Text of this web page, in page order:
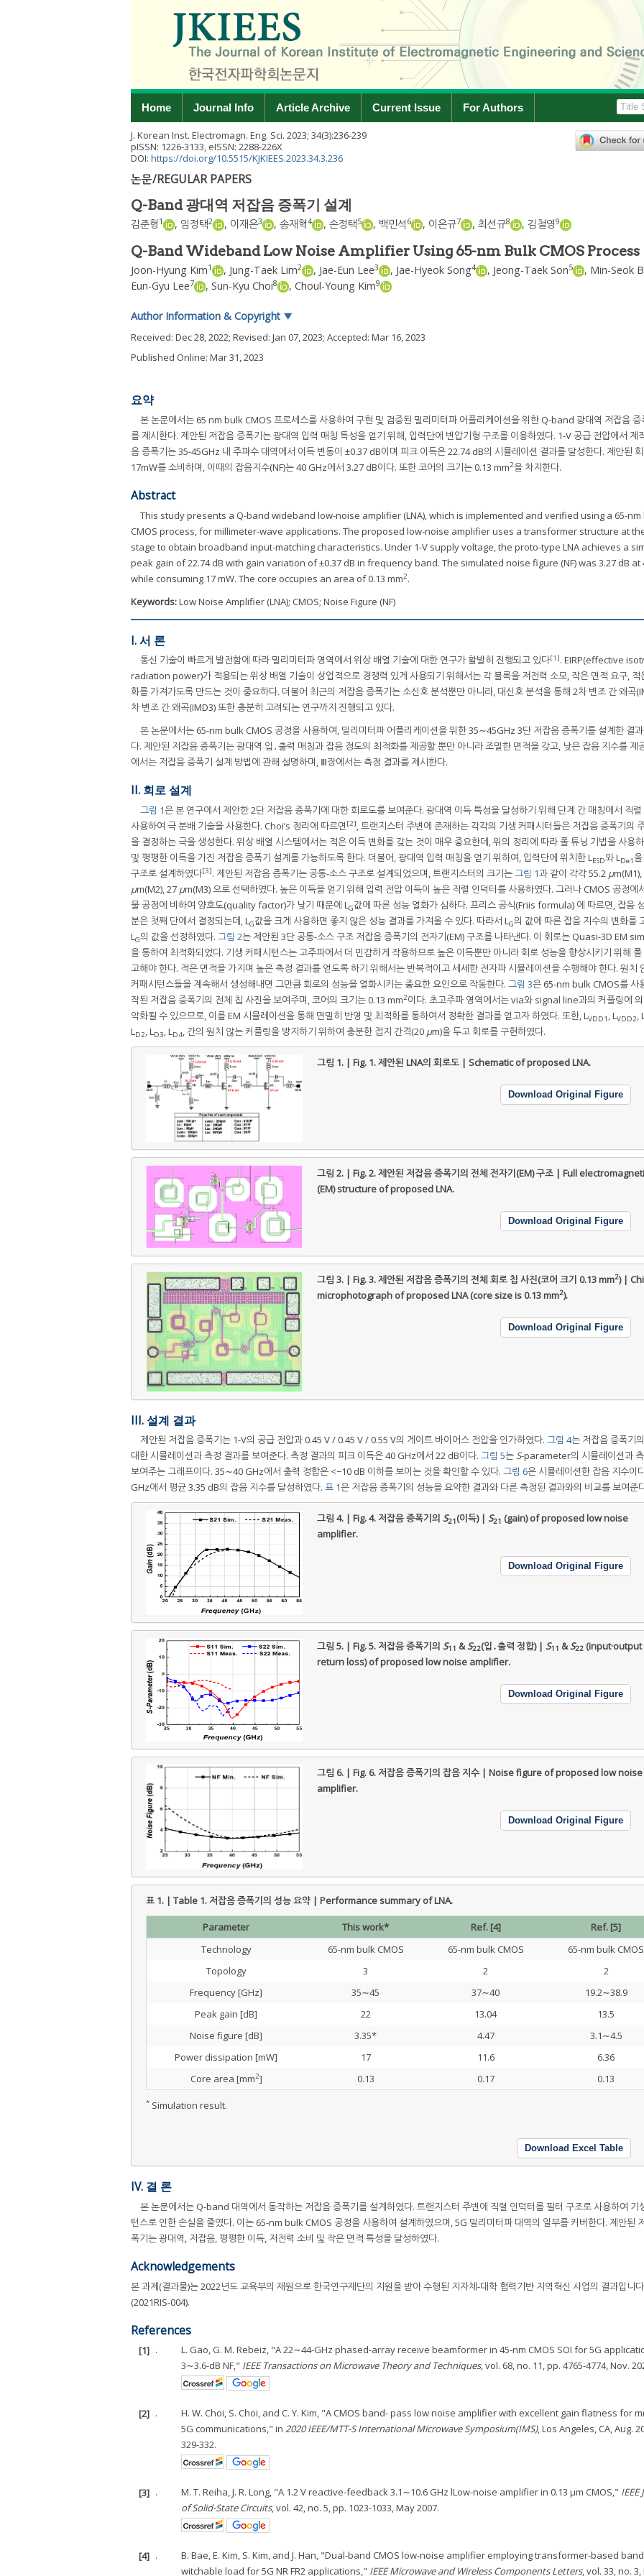
Home Journal Info Article Archive Current Issue For Authors
J. Korean Inst. Electromagn. Eng. Sci. 2023; 34(3):236-239
pISSN: 1226-3133, eISSN: 2288-226X
DOI: https://doi.org/10.5515/KJKIEES.2023.34.3.236
논문/REGULAR PAPERS
Q-Band 광대역 저잡음 증폭기 설계
김준형 1 , 임정택2 , 이재은3 , 송재혁4 , 손정택5 , 백민석 6 , 이은규7 , 최선규8 , 김철영9
Q-Band Wideband Low Noise Amplifier Using 65-nm Bulk CMOS Process
Joon-Hyung Kim1 , Jung-Taek Lim2 , Jae-Eun Lee3 , Jae-Hyeok Song4 , Jeong-Taek Son5 , Min-Seok
Eun-Gyu Lee7 , Sun-Kyu Choi8 , Choul-Young Kim9
Author Information & Copyright ▼
Received: Dec 28, 2022; Revised: Jan 07, 2023; Accepted: Mar 16, 2023
Published Online: Mar 31, 2023
요약
본 논문에서는 65 nm bulk CMOS 프로세스를 사용하여 구현 및 검증된 밀리미터파 어플리케이션을 위한 Q-band 광대역 저잡음 증
를 제시한다. 제안된 저잡음 증폭기는 광대역 입력 매칭 특성을 얻기 위해, 입력단에 변압기형 구조를 이용하였다. 1-V 공급 전압에서 제
음 증폭기는 35-45GHz 내 주파수 대역에서 이득 변동이 ±0.37 dB이며 피크 이득은 22.74 dB의 시뮬레이션 결과를 달성한다. 제안된
17mW를 소비하며, 이때의 잡음지수(NF)는 40 GHz에서 3.27 dB이다. 또한 코어의 크기는 0.13 mm2을 차지한다.
Abstract
This study presents a Q-band wideband low-noise amplifier (LNA), which is implemented and verified using a 65-nm
CMOS process, for millimeter-wave applications. The proposed low-noise amplifier uses a transformer structure at
stage to obtain broadband input-matching characteristics. Under 1-V supply voltage, the proto-type LNA achieves a
peak gain of 22.74 dB with gain variation of ±0.37 dB in frequency band. The simulated noise figure (NF) was 3.27 dB at
while consuming 17 mW. The core occupies an area of 0.13 mm2.
Keywords:Low Noise Amplifier (LNA); CMOS; Noise Figure (NF)
I. 서 론
통신 기술이 빠르게 발전함에 따라 밀리미터파 영역에서 위상 배열 기술에 대한 연구가 활발히 진행되고 있다[1]. EIRP(effective
radiation power)가 적용되는 위상 배열 기술이 상업적으로 경쟁력 있게 사용되기 위해서는 각 블록을 저전력 소모, 작은 면적 요구, 적
화를 가져가도록 만드는 것이 중요하다. 더불어 최근의 저잡음 증폭기는 소신호 분석뿐만 아니라, 대신호 분석을 통해 2차 변조 간 왜곡
차 변조 간 왜곡(IMD3) 또한 충분히 고려되는 연구까지 진행되고 있다.
본 논문에서는 65-nm bulk CMOS 공정을 사용하여, 밀리미터파 어플리케이션을 위한 35∼45GHz 3단 저잡음 증폭기를 설계한 결
다. 제안된 저잡음 증폭기는 광대역 입․출력 매칭과 잡음 정도의 최적화를 제공할 뿐만 아니라 조밀한 면적을 갖고, 낮은 잡음 지수를 제
에서는 저잡음 증폭기 설계 방법에 관해 설명하며, Ⅲ장에서는 측정 결과를 제시한다.
II. 회로 설계
그림 1은 본 연구에서 제안한 2단 저잡음 증폭기에 대한 회로도를 보여준다. 광대역 이득 특성을 달성하기 위해 단계 간 매칭에서 직
사용하여 극 분배 기술을 사용한다. Choi’s 정리에 따르면 [2], 트랜지스터 주변에 존재하는 각각의 기생 커패시터들은 저잡음 증폭기의
을 결정하는 극을 생성한다. 위상 배열 시스템에서는 적은 이득 변화를 갖는 것이 매우 중요한데, 위의 정리에 따라 폴 튜닝 기법을 사용
및 평평한 이득을 가진 저잡음 증폭기 설계를 가능하도록 한다. 더불어, 광대역 입력 매칭을 얻기 위하여, 입력단에 위치한 LESD와 LDe1
구조로 설계하였다[3]. 제안된 저잡음 증폭기는 공통-소스 구조로 설계되었으며, 트랜지스터의 크기는그림 1과 같이 각각 55.2 μ
μm(M2), 27 μm(M3) 으로 선택하였다. 높은 이득을 얻기 위해 입력 전압 이득이 높은 직렬 인덕터를 사용하였다. 그러나 CMOS 공정에
물 공정에 비하여 양호도(quality factor)가 낮기 때문에 LG값에 따른 성능 열화가 심하다. 프리스 공식(Friis formula) 에 따르면, 잡음
분은 첫째 단에서 결정되는데, LG값을 크게 사용하면 좋지 않은 성능 결과를 가져올 수 있다. 따라서 LG의 값에 따른 잡음 지수의 변화를
LG의 값을 선정하였다. 그림 2는 제안된 3단 공통-소스 구조 저잡음 증폭기의 전자기(EM) 구조를 나타낸다. 이 회로는 Quasi-3D EM
을 통하여 최적화되었다. 기생 커패시턴스는 고주파에서 더 민감하게 작용하므로 높은 이득뿐만 아니라 회로 성능을 향상시키기 위해
고해야 한다. 적은 면적을 가지며 높은 측정 결과를 얻도록 하기 위해서는 반복적이고 세세한 전자파 시뮬레이션을 수행해야 한다. 원치
커패시턴스들을 계속해서 생성해내면 그만큼 회로의 성능을 열화시키는 중요한 요인으로 작동한다. 그림 3은 65-nm bulk CMOS를 사
작된 저잡음 증폭기의 전체 칩 사진을 보여주며, 코어의 크기는 0.13 mm2이다. 초고주파 영역에서는 via와 signal line과의 커플링에 의
악화될 수 있으므로, 이를 EM 시뮬레이션을 통해 면밀히 반영 및 최적화를 통하여서 정확한 결과를 얻고자 하였다. 또한, LVDD1 , LVDD2,
LD2, LD3, LD4, 간의 원치 않는 커플링을 방지하기 위하여 충분한 접지 간격(20 μm)을 두고 회로를 구현하였다.
그림 1. | Fig. 1.제안된 LNA의 회로도 | Schematic of proposed LNA.
Download Original Figure
그림 2. | Fig. 2.제안된 저잡음 증폭기의 전체 전자기(EM) 구조 | Full
(EM) structure of proposed LNA.
Download Original Figure
그림 3. | Fig. 3.제안된 저잡음 증폭기의 전체 회로 칩 사진(코어 크기 0.13 mm2) |
microphotograph of proposed LNA (core size is 0.13 mm2).
Download Original Figure
III. 설계 결과
제안된 저잡음 증폭기는 1-V의 공급 전압과 0.45 V / 0.45 V / 0.55 V의 게이트 바이어스 전압을 인가하였다. 그림 4는 저잡음 증폭기
대한 시뮬레이션과 측정 결과를 보여준다. 측정 결과의 피크 이득은 40 GHz에서 22 dB이다. 그림 5는 S-parameter의 시뮬레이션과
보여주는 그래프이다. 35∼40 GHz에서 출력 정합은 <−10 dB 이하를 보이는 것을 확인할 수 있다. 그림 6은 시뮬레이션한 잡음 지수이
GHz에서 평균 3.35 dB의 잡음 지수를 달성하였다. 표 1은 저잡음 증폭기의 성능을 요약한 결과와 다른 측정된 결과와의 비교를 보여준
그림 4. | Fig. 4.저잡음 증폭기의 S21(이득) | S21 (gain) of proposed low noise
amplifier.
Download Original Figure
그림 5. | Fig. 5.저잡음 증폭기의 S11 &S22(입․출력 정합) | S11 &S22(input·output
return loss) of proposed low noise amplifier.
Download Original Figure
그림 6. | Fig. 6.저잡음 증폭기의 잡음 지수 | Noise figure of proposed low noise
amplifier.
Download Original Figure
표 1. | Table 1.저잡음 증폭기의 성능 요약 | Performance summary of LNA.
Parameter This work* Ref. [4]
Ref. [5]
Technology
65-nm bulk CMOS 65-nm bulk CMOS
65-nm bulk CMOS
Topology
3 2
2
Frequency [GHz]
35∼45 37∼40
19.2∼38.9
Peak gain [dB]
22 13.04
13.5
Noise figure [dB]
3.35* 4.47
3.1∼4.5
Power dissipation [mW]
17 11.6
6.36
Core area [mm2] 0.13 0.17 0.13
* Simulation result.
Download Excel Table
IV. 결 론
본 논문에서는 Q-band 대역에서 동작하는 저잡음 증폭기를 설계하였다. 트랜지스터 주변에 직렬 인덕터를 필터 구조로 사용하여 기
턴스로 인한 손실을 줄였다. 이는 65-nm bulk CMOS 공정을 사용하여 설계하였으며, 5G 밀리미터파 대역의 일부를 커버한다. 제안된
폭기는 광대역, 저잡음, 평평한 이득, 저전력 소비 및 작은 면적 특성을 달성하였다.
Acknowledgements
본 과제(결과물)는 2022년도 교육부의 재원으로 한국연구재단의 지원을 받아 수행된 지자체-대학 협력기반 지역혁신 사업의 결과입니다
(2021RIS-004).
References
[1] .
L. Gao, G. M. Rebeiz, "A 22∼44-GHz phased-array receive beamformer in 45-nm CMOS SOI for 5G
3∼3.6-dB NF," IEEE Transactions on Microwave Theory and Techniques, vol. 68, no. 11, pp. 4765-4774, Nov.
[2] .
H. W. Choi, S. Choi, and C. Y. Kim, "A CMOS band- pass low noise amplifier with excellent gain flatness for
5G communications," in2020 IEEE/MTT-S International Microwave Symposium(IMS), Los Angeles, CA, Aug.
329-332.
[3] . M. T. Reiha, J. R. Long, "A 1.2 V reactive-feedback 3.1∼10.6 GHz lLow-noise amplifier in 0.13 μm CMOS," IEEE
of Solid-State Circuits, vol. 42, no. 5, pp. 1023-1033, May 2007.
[4] .
B. Bae, E. Kim, S. Kim, and J. Han, "Dual-band CMOS low-noise amplifier employing transformer-based
witchable load for 5G NR FR2 applications," IEEE Microwave and Wireless Components Letters, vol. 33, no. 3,